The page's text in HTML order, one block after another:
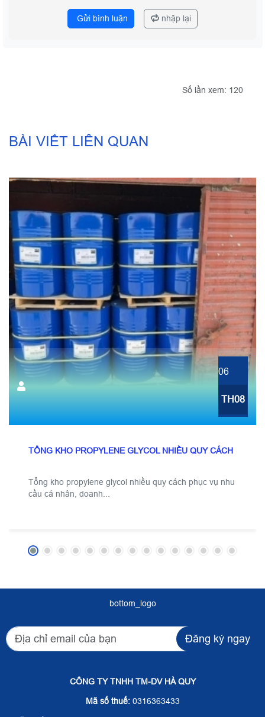
Gửi bình luận nhập lại
Số lần xem: 120
BÀI VIẾT LIÊN QUAN
06
TH08
TỔNG KHO PROPYLENE GLYCOL NHIỀU QUY CÁCH
Tổng kho propylene glycol nhiều quy cách phục vụ nhu
cầu cá nhân, doanh...
bottom_logo
Đăng ký ngay
CÔNG TY TNHH TM-DV HÀ QUY
Mã số thuế:0316363433